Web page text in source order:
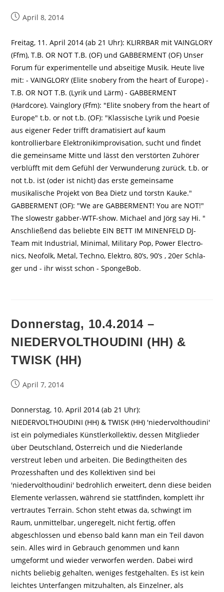
BeitragApril 8, 2014
Freitag, 11. April 2014 (ab 21 Uhr): KLIRRBAR mit VAINGLORY
(Ffm), T.B. OR NOT T.B. (OF) und GABBERMENT (OF) Unser
Forum für experimentelle und abseitige Musik. Heute live
mit: - VAINGLORY (Elite snobery from the heart of Europe) -
T.B. OR NOT T.B. (Lyrik und Lärm) - GABBERMENT
(Hardcore). Vainglory (Ffm): "Elite snobery from the heart of
Europe" t.b. or not t.b. (OF): "Klassische Lyrik und Poesie
aus eigener Feder trifft dramatisiert auf kaum
kontrollierbare Elektronikimprovisation, sucht und findet
die gemeinsame Mitte und lässt den verstörten Zuhörer
verblüfft mit dem Gefühl der Verwunderung zurück. t.b. or
not t.b. ist (oder ist nicht) das erste gemeinsame
musikalische Projekt von Bea Dietz und torstn Kauke."
GABBERMENT (OF): "We are GABBERMENT! You are NOT!"
The slowestr gabber-WTF-show. Michael and Jörg say Hi. "
Anschließend das beliebte EIN BETT IM MINENFELD DJ-
Team mit In­dus­tri­al, Mi­ni­mal, Mi­li­ta­ry Pop, Power Elec­tro­
nics, Neo­folk, Metal, Tech­no, Elek­tro, 80’s, 90’s , 20er Schla­
ger und - ihr wisst schon - Sponge­Bob.
Donnerstag, 10.4.2014 –
NIEDERVOLTHOUDINI (HH) &
TWISK (HH)
BeitragApril 7, 2014
Donnerstag, 10. April 2014 (ab 21 Uhr):
NIEDERVOLTHOUDINI (HH) & TWISK (HH) 'niedervolthoudini'
ist ein polymediales Künstlerkollektiv, dessen Mitglieder
über Deutschland, Österreich und die Niederlande
verstreut leben und arbeiten. Die Bedingtheiten des
Prozesshaften und des Kollektiven sind bei
'niedervolthoudini' bedrohlich erweitert, denn diese beiden
Elemente verlassen, während sie stattfinden, komplett ihr
vertrautes Terrain. Schon steht etwas da, schwingt im
Raum, unmittelbar, ungeregelt, nicht fertig, offen
abgeschlossen und ebenso bald kann man ein Teil davon
sein. Alles wird in Gebrauch genommen und kann
umgeformt und wieder verworfen werden. Dabei wird
nichts beliebig gehalten, weniges festgehalten. Es ist kein
leichtes Unterfangen mitzuhalten, als Einzelner, als